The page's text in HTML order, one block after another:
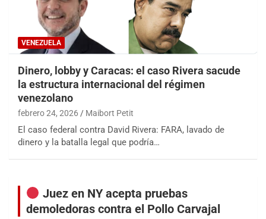
VENEZUELA
Dinero, lobby y Caracas: el caso Rivera sacude
la estructura internacional del régimen
venezolano
febrero 24, 2026 Maibort Petit
El caso federal contra David Rivera: FARA, lavado de
dinero y la batalla legal que podría…
Juez en NY acepta pruebas
demoledoras contra el Pollo Carvajal